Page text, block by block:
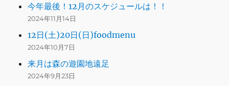
今年最後！12月のスケジュールは！！
2024年11月14日
12日(土)20日(日)foodmenu
2024年10月7日
来月は森の遊園地遠足
2024年9月23日